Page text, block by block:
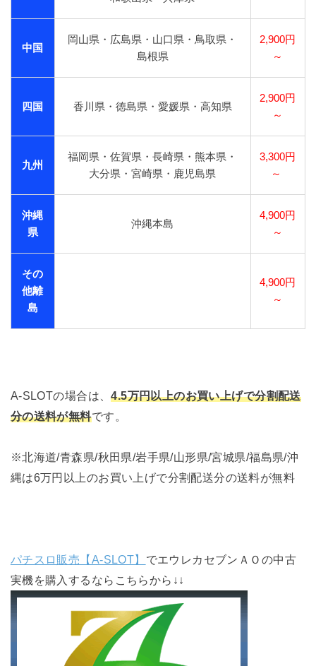
中国
岡山県・広島県・山口県・鳥取県・
島根県
2,900円
～
四国 香川県・徳島県・愛媛県・高知県
2,900円
～
九州
福岡県・佐賀県・長崎県・熊本県・
大分県・宮崎県・鹿児島県
3,300円
～
沖縄
県
沖縄本島
4,900円
～
その
他離
島
4,900円
～
A-SLOTの場合は、4.5万円以上のお買い上げで分割配送
分の送料が無料です。
※北海道/青森県/秋田県/岩手県/山形県/宮城県/福島県/沖
縄は6万円以上のお買い上げで分割配送分の送料が無料
パチスロ販売【A-SLOT】 でエウレカセブンＡＯの中古
実機を購入するならこちらから↓↓